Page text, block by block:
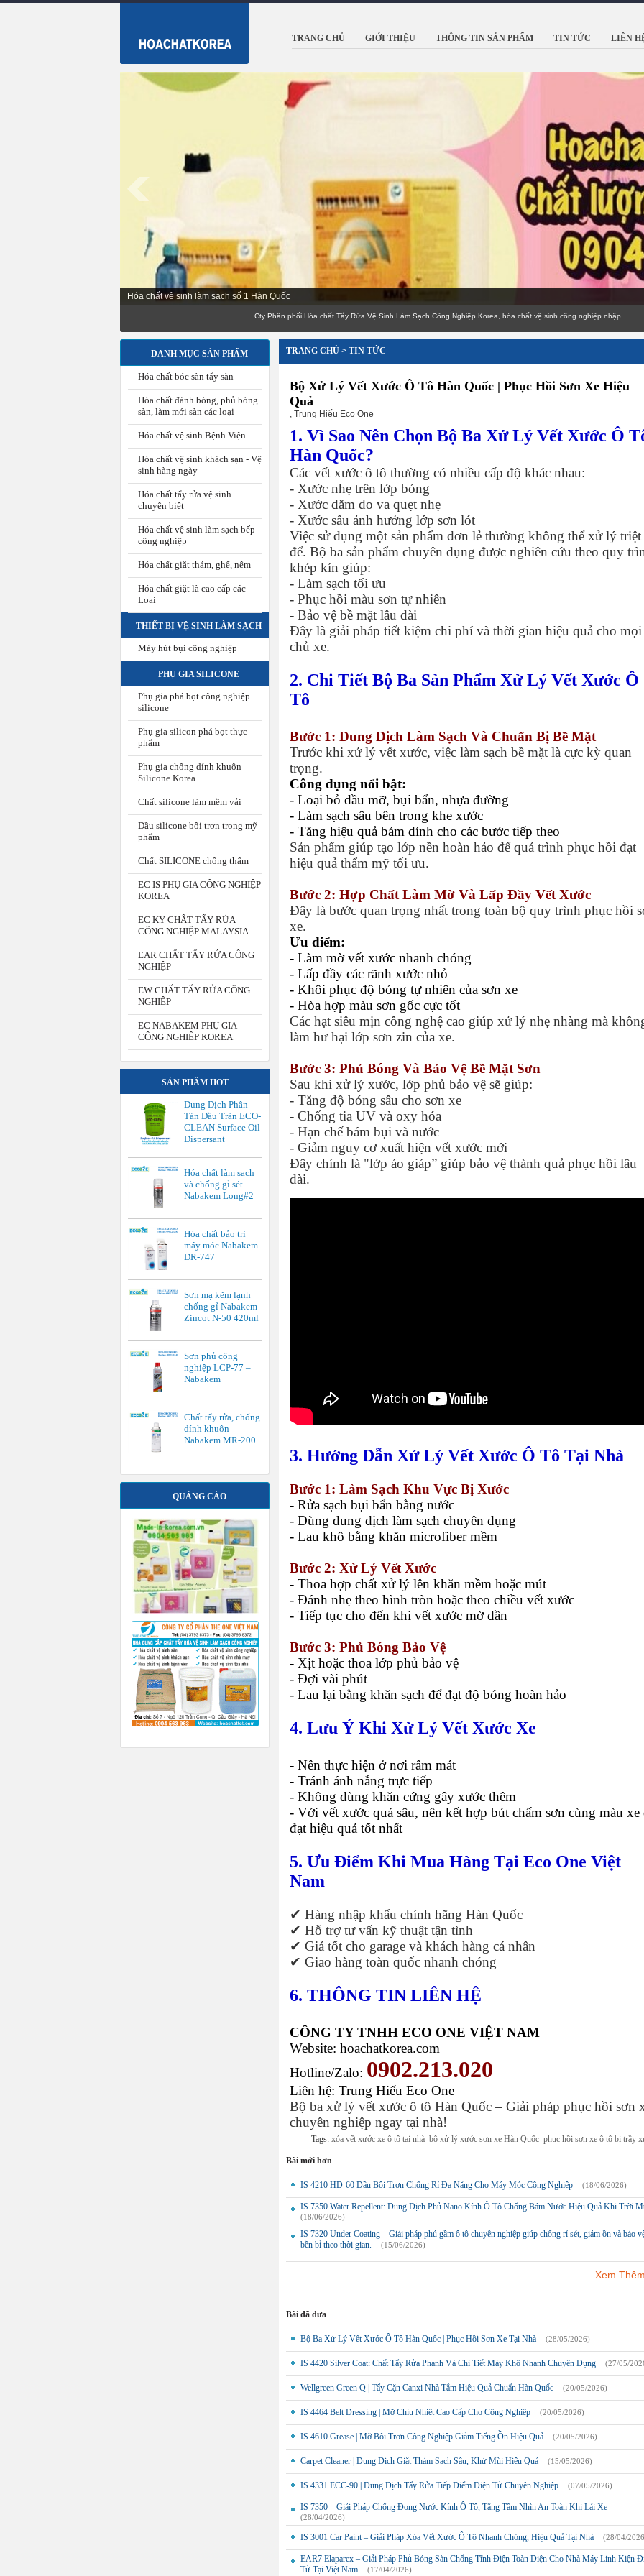
TRANG CHỦ GIỚI THIỆU THÔNG TIN SẢN PHẨM TIN TỨC LIÊN
Hóa chất vệ sinh làm sạch số 1 Hàn Quốc
Cty Phân phối Hóa chất Tẩy Rửa Vệ Sinh Làm Sạch Công Nghiệp Korea, hóa chất vệ sinh công nghiệp nhập
DANH MỤC SẢN PHẨM
Hóa chất bóc sàn tẩy sàn
Hóa chất đánh bóng, phủ bóng
sàn, làm mới sàn các loại
Hóa chất vệ sinh Bệnh Viện
Hóa chất vệ sinh khách sạn - Vệ
sinh hàng ngày
Hóa chất tẩy rửa vệ sinh
chuyên biệt
Hóa chất vệ sinh làm sạch bếp
công nghiệp
Hóa chất giặt thảm, ghế, nệm
Hóa chất giặt là cao cấp các
Loại
THIẾT BỊ VỆ SINH LÀM SẠCH
Máy hút bụi công nghiệp
PHỤ GIA SILICONE
Phụ gia phá bọt công nghiệp
silicone
Phụ gia silicon phá bọt thực
phẩm
Phụ gia chống dính khuôn
Silicone Korea
Chất silicone làm mềm vải
Dầu silicone bôi trơn trong mỹ
phẩm
Chất SILICONE chống thấm
EC IS PHỤ GIA CÔNG NGHIỆP
KOREA
EC KY CHẤT TẨY RỬA
CÔNG NGHIỆP MALAYSIA
EAR CHẤT TẨY RỬA CÔNG
NGHIỆP
EW CHẤT TẨY RỬA CÔNG
NGHIỆP
EC NABAKEM PHỤ GIA
CÔNG NGHIỆP KOREA
SẢN PHẨM HOT
Dung Dịch Phân
Tán Dầu Tràn ECO-
CLEAN Surface Oil
Dispersant
Hóa chất làm sạch
và chống gỉ sét
Nabakem Long#2
Hóa chất bảo trì
máy móc Nabakem
DR-747
Sơn mạ kẽm lạnh
chống gỉ Nabakem
Zincot N-50 420ml
Sơn phủ công
nghiệp LCP-77 –
Nabakem
Chất tẩy rửa, chống
dính khuôn
Nabakem MR-200
QUẢNG CÁO
TRANG CHỦ > TIN TỨC
Bộ Xử Lý Vết Xước Ô Tô Hàn Quốc | Phục Hồi Sơn Xe Hiệu
Quả
, Trung Hiếu Eco One
1. Vì Sao Nên Chọn Bộ Ba Xử Lý Vết Xước Ô
Hàn Quốc?
Các vết xước ô tô thường có nhiều cấp độ khác nhau:
- Xước nhẹ trên lớp bóng
- Xước dăm do va quẹt nhẹ
- Xước sâu ảnh hưởng lớp sơn lót
Việc sử dụng một sản phẩm đơn lẻ thường không thể xử lý triệt
để. Bộ ba sản phẩm chuyên dụng được nghiên cứu theo quy
khép kín giúp:
- Làm sạch tối ưu
- Phục hồi màu sơn tự nhiên
- Bảo vệ bề mặt lâu dài
Đây là giải pháp tiết kiệm chi phí và thời gian hiệu quả cho mọi
chủ xe.
2. Chi Tiết Bộ Ba Sản Phẩm Xử Lý Vết Xước Ô
Tô
Bước 1: Dung Dịch Làm Sạch Và Chuẩn Bị Bề Mặt
Trước khi xử lý vết xước, việc làm sạch bề mặt là cực kỳ quan
trọng.
Công dụng nổi bật:
- Loại bỏ dầu mỡ, bụi bẩn, nhựa đường
- Làm sạch sâu bên trong khe xước
- Tăng hiệu quả bám dính cho các bước tiếp theo
Sản phẩm giúp tạo lớp nền hoàn hảo để quá trình phục hồi đạt
hiệu quả thẩm mỹ tối ưu.
Bước 2: Hợp Chất Làm Mờ Và Lấp Đầy Vết Xước
Đây là bước quan trọng nhất trong toàn bộ quy trình phục hồi
xe.
Ưu điểm:
- Làm mờ vết xước nhanh chóng
- Lấp đầy các rãnh xước nhỏ
- Khôi phục độ bóng tự nhiên của sơn xe
- Hòa hợp màu sơn gốc cực tốt
Các hạt siêu mịn công nghệ cao giúp xử lý nhẹ nhàng mà
làm hư hại lớp sơn zin của xe.
Bước 3: Phủ Bóng Và Bảo Vệ Bề Mặt Sơn
Sau khi xử lý xước, lớp phủ bảo vệ sẽ giúp:
- Tăng độ bóng sâu cho sơn xe
- Chống tia UV và oxy hóa
- Hạn chế bám bụi và nước
- Giảm nguy cơ xuất hiện vết xước mới
Đây chính là "lớp áo giáp” giúp bảo vệ thành quả phục hồi lâu
dài.
3. Hướng Dẫn Xử Lý Vết Xước Ô Tô Tại Nhà
Bước 1: Làm Sạch Khu Vực Bị Xước
- Rửa sạch bụi bẩn bằng nước
- Dùng dung dịch làm sạch chuyên dụng
- Lau khô bằng khăn microfiber mềm
Bước 2: Xử Lý Vết Xước
- Thoa hợp chất xử lý lên khăn mềm hoặc mút
- Đánh nhẹ theo hình tròn hoặc theo chiều vết xước
- Tiếp tục cho đến khi vết xước mờ dần
Bước 3: Phủ Bóng Bảo Vệ
- Xịt hoặc thoa lớp phủ bảo vệ
- Đợi vài phút
- Lau lại bằng khăn sạch để đạt độ bóng hoàn hảo
4. Lưu Ý Khi Xử Lý Vết Xước Xe
- Nên thực hiện ở nơi râm mát
- Tránh ánh nắng trực tiếp
- Không dùng khăn cứng gây xước thêm
- Với vết xước quá sâu, nên kết hợp bút chấm sơn cùng màu xe
đạt hiệu quả tốt nhất
5. Ưu Điểm Khi Mua Hàng Tại Eco One Việt
Nam
✔ Hàng nhập khẩu chính hãng Hàn Quốc
✔ Hỗ trợ tư vấn kỹ thuật tận tình
✔ Giá tốt cho garage và khách hàng cá nhân
✔ Giao hàng toàn quốc nhanh chóng
6. THÔNG TIN LIÊN HỆ
CÔNG TY TNHH ECO ONE VIỆT NAM
Website: hoachatkorea.com
Hotline/Zalo: 0902.213.020
Liên hệ: Trung Hiếu Eco One
Bộ ba xử lý vết xước ô tô Hàn Quốc – Giải pháp phục hồi sơn
chuyên nghiệp ngay tại nhà!
Tags: xóa vết xước xe ô tô tại nhà bộ xử lý xước sơn xe Hàn Quốc phục hồi sơn xe ô tô bị trầy
Bài mới hơn
IS 4210 HD-60 Dầu Bôi Trơn Chống Rỉ Đa Năng Cho Máy Móc Công Nghiệp (18/06/2026)
IS 7350 Water Repellent: Dung Dịch Phủ Nano Kính Ô Tô Chống Bám Nước Hiệu Quả Khi Trời
(18/06/2026)
IS 7320 Under Coating – Giải pháp phủ gầm ô tô chuyên nghiệp giúp chống rỉ sét, giảm ồn và bảo
bền bỉ theo thời gian.
(15/06/2026)
Xem
Bài đã đưa
Bộ Ba Xử Lý Vết Xước Ô Tô Hàn Quốc | Phục Hồi Sơn Xe Tại Nhà (28/05/2026)
IS 4420 Silver Coat: Chất Tẩy Rửa Phanh Và Chi Tiết Máy Khô Nhanh Chuyên Dụng (27/05/
Wellgreen Green Q | Tẩy Cặn Canxi Nhà Tắm Hiệu Quả Chuẩn Hàn Quốc (20/05/2026)
IS 4464 Belt Dressing | Mỡ Chịu Nhiệt Cao Cấp Cho Công Nghiệp (20/05/2026)
IS 4610 Grease | Mỡ Bôi Trơn Công Nghiệp Giảm Tiếng Ồn Hiệu Quả (20/05/2026)
Carpet Cleaner | Dung Dịch Giặt Thảm Sạch Sâu, Khử Mùi Hiệu Quả (15/05/2026)
IS 4331 ECC-90 | Dung Dịch Tẩy Rửa Tiếp Điểm Điện Tử Chuyên Nghiệp (07/05/2026)
IS 7350 – Giải Pháp Chống Đọng Nước Kính Ô Tô, Tăng Tầm Nhìn An Toàn Khi Lái Xe
(28/04/2026)
IS 3001 Car Paint – Giải Pháp Xóa Vết Xước Ô Tô Nhanh Chóng, Hiệu Quả Tại Nhà (28/04/
EAR7 Elaparex – Giải Pháp Phủ Bóng Sàn Chống Tĩnh Điện Toàn Diện Cho Nhà Máy Linh Kiện
Tử Tại Việt Nam
(17/04/2026)